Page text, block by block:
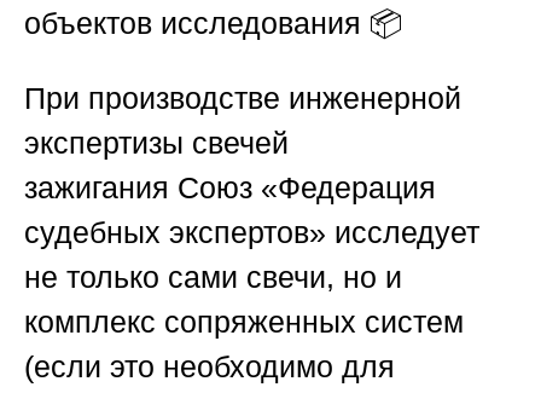
объектов исследования 📦
При производстве инженерной
экспертизы свечей
зажигания Союз «Федерация
судебных экспертов» исследует
не только сами свечи, но и
комплекс сопряженных систем
(если это необходимо для